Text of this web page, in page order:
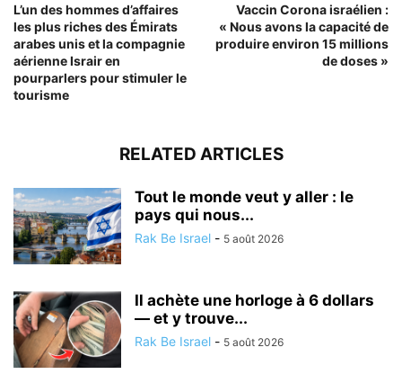
L’un des hommes d’affaires
les plus riches des Émirats
arabes unis et la compagnie
aérienne Israir en
pourparlers pour stimuler le
tourisme
Vaccin Corona israélien :
« Nous avons la capacité de
produire environ 15 millions
de doses »
RELATED ARTICLES
Tout le monde veut y aller : le
pays qui nous...
Rak Be Israel - 5 août 2026
Il achète une horloge à 6 dollars
— et y trouve...
Rak Be Israel - 5 août 2026